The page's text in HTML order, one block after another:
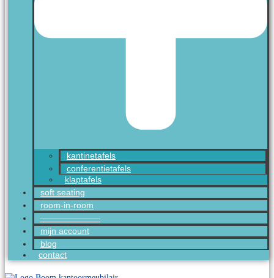
kantinetafels
conferentietafels
klaptafels
soft seating
room-in-room
———————
mijn account
blog
contact